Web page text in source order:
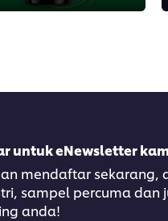
untuk eNewsletter
mendaftar sekarang,
sampel percuma
anda!